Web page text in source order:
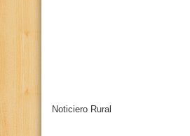
Noticiero Rural